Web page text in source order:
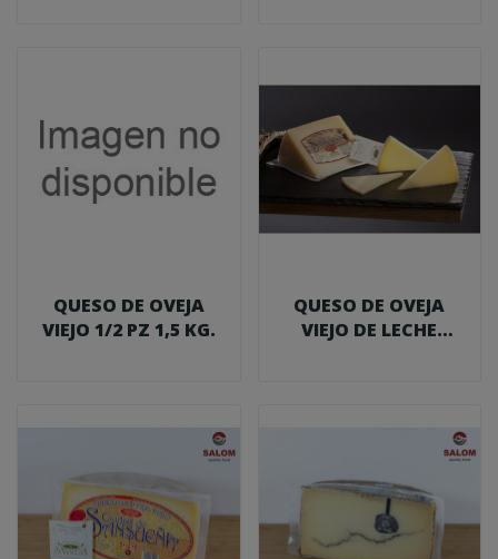
QUESO DE OVEJA
VIEJO 1/2 PZ 1,5 KG.
QUESO DE OVEJA
VIEJO DE LECHE